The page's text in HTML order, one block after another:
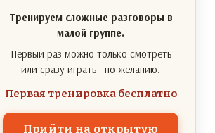
Тренируем сложные разговоры в
малой группе.
Первый раз можно только смотреть
или сразу играть - по желанию.
Первая тренировка бесплатно
Прийти на открытую